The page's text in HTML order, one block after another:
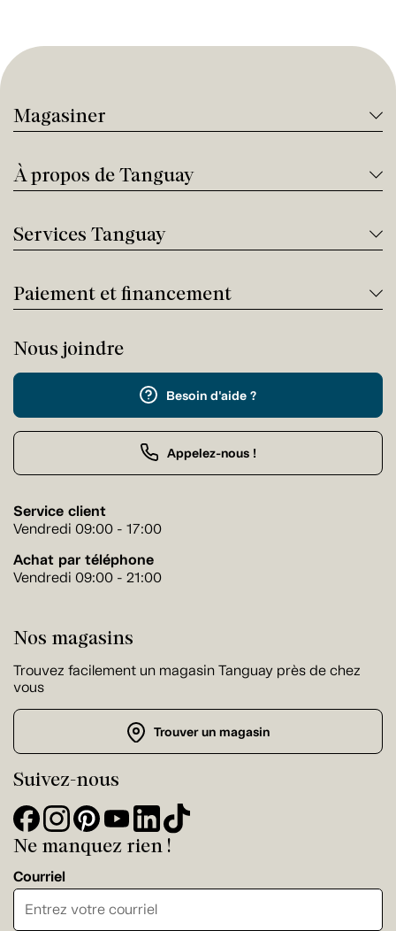
Magasiner
À propos de Tanguay
Services Tanguay
Paiement et financement
Nous joindre
Besoin d'aide ?
Appelez-nous !
Service client
Vendredi 09:00 - 17:00
Achat par téléphone
Vendredi 09:00 - 21:00
Nos magasins
Trouvez facilement un magasin Tanguay près de chez
vous
Trouver un magasin
Suivez-nous
Ne manquez rien !
Courriel